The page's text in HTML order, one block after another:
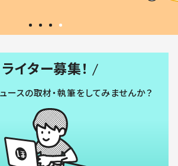
ライター募集！
ースの取材・執筆をしてみませんか？